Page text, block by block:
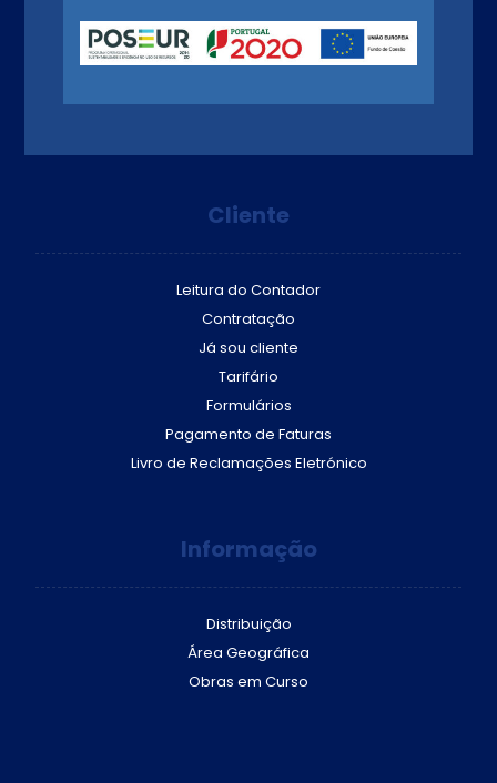
Cliente
Leitura do Contador
Contratação
Já sou cliente
Tarifário
Formulários
Pagamento de Faturas
Livro de Reclamações Eletrónico
Informação
Distribuição
Área Geográfica
Obras em Curso